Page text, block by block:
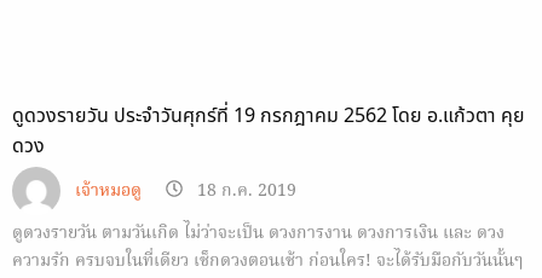
ดูดวงรายวัน ประจำวันศุกร์ที่ 19 กรกฎาคม 2562 โดย อ.แก้วตา คุย
ดวง
เจ้าหมอดู
18 ก.ค. 2019
ดูดวงรายวัน ตามวันเกิด ไม่ว่าจะเป็น ดวงการงาน ดวงการเงิน และ ดวง
ความรัก ครบจบในที่เดียว เช็กดวงตอนเช้า ก่อนใคร! จะได้รับมือกับวันนั้นๆ